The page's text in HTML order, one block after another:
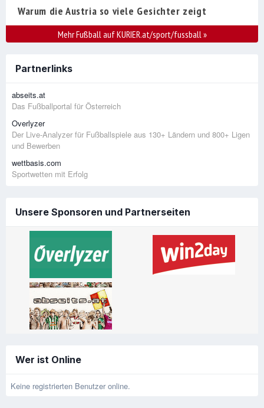
Warum die Austria so viele Gesichter zeigt
Mehr Fußball auf KURIER.at/sport/fussball»
Partnerlinks
abseits.at
Das Fußballportal für Österreich
Overlyzer
Der Live-Analyzer für Fußballspiele aus 130+ Ländern und 800+ Ligen
und Bewerben
wettbasis.com
Sportwetten mit Erfolg
Unsere Sponsoren und Partnerseiten
Wer ist Online
Keine registrierten Benutzer online.